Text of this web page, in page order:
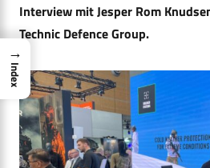
Interview mit Jesper Rom
Technic Defence Group.
→
Index